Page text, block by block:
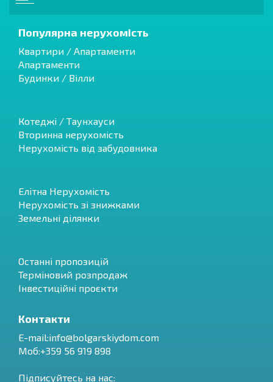
Популярна нерухомість
Квартири / Апартаменти
Апартаменти
Будинки / Вілли
Котеджі / Таунхауси
Вторинна нерухомість
Нерухомість від забудовника
Елітна Нерухомість
Нерухомість зі знижками
Земельні ділянки
Останні пропозицій
Терміновий розпродаж
Інвестиційні проєкти
Контакти
E-mail:info@bolgarskiydom.com
Моб:+359 56 919 898
Підписуйтесь на нас: